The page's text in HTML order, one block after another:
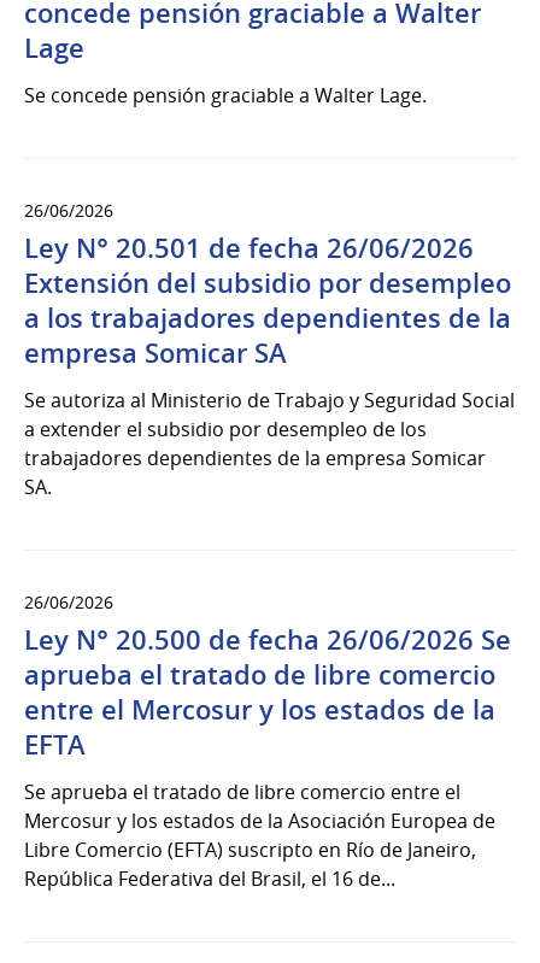
concede pensión graciable a Walter
Lage
Se concede pensión graciable a Walter Lage.
26/06/2026
Ley N° 20.501 de fecha 26/06/2026
Extensión del subsidio por desempleo
a los trabajadores dependientes de la
empresa Somicar SA
Se autoriza al Ministerio de Trabajo y Seguridad Social
a extender el subsidio por desempleo de los
trabajadores dependientes de la empresa Somicar
SA.
26/06/2026
Ley N° 20.500 de fecha 26/06/2026 Se
aprueba el tratado de libre comercio
entre el Mercosur y los estados de la
EFTA
Se aprueba el tratado de libre comercio entre el
Mercosur y los estados de la Asociación Europea de
Libre Comercio (EFTA) suscripto en Río de Janeiro,
República Federativa del Brasil, el 16 de...